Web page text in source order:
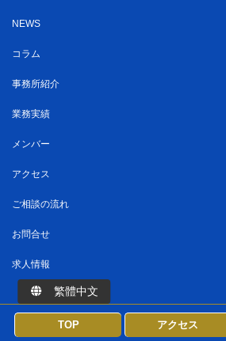
繁體中文
NEWS
コラム
事務所紹介
業務実績
メンバー
アクセス
ご相談の流れ
お問合せ
求人情報
TOP アクセス